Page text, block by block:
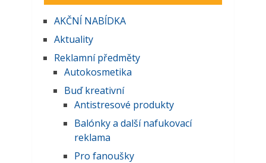
AKČNĺ NABĺDKA
Aktuality
Reklamní předměty
Autokosmetika
Buď kreativní
Antistresové produkty
Balónky a další nafukovací
reklama
Pro fanoušky